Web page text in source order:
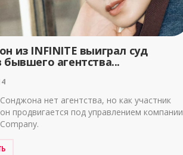
из INFINITE выиграл суд
бывшего агентства...
нет агентства, но как участник
продвигается под управлением компании